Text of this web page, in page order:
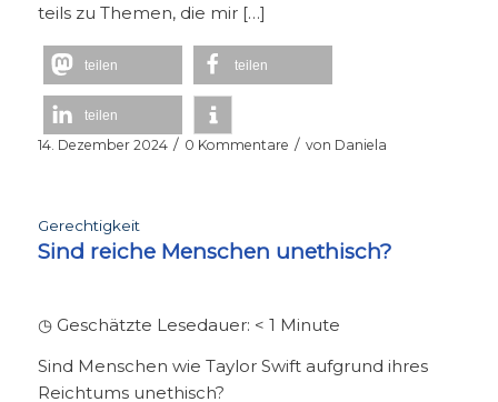
teils zu Themen, die mir […]
teilen teilen
teilen
14. Dezember 2024 / 0 Kommentare / von Daniela
Gerechtigkeit
Sind reiche Menschen unethisch?
◷ Geschätzte Lesedauer: < 1 Minute
Sind Menschen wie Taylor Swift aufgrund ihres
Reichtums unethisch?